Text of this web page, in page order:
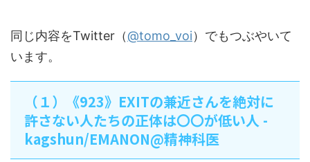
同じ内容をTwitter（@tomo_voi）でもつぶやいて
います。
（１）《923》EXITの兼近さんを絶対に
許さない人たちの正体は〇〇が低い人 -
kagshun/EMANON@精神科医